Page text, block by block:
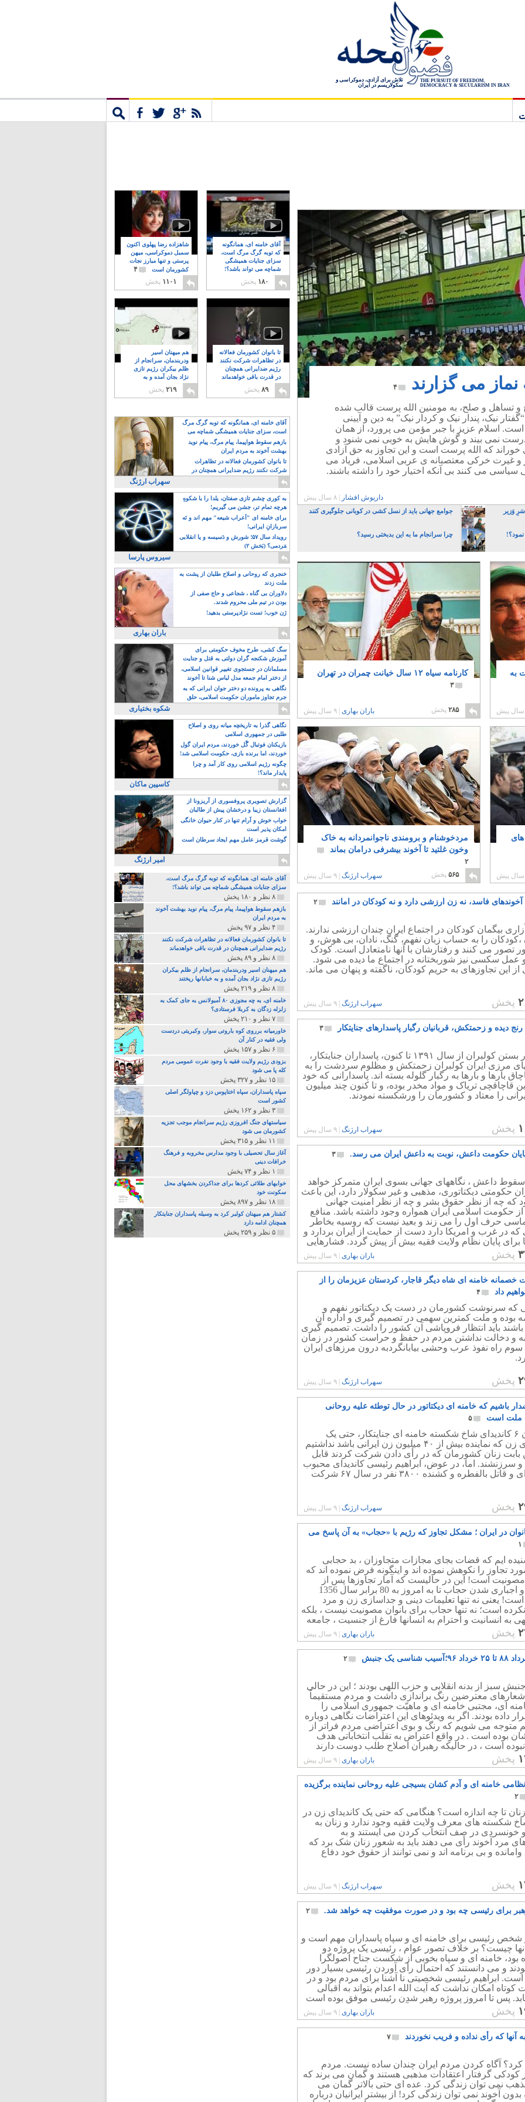
THE PURSUIT OF FREEDOM,
DEMOCRACY & SECULARISM IN IRAN
تلاش برای آزادی، دموکراسی و
سکولاریسم در ایران
می گزارند ۴
و تساهل و صلح، به مومنین الله پرست قالب شده
نیک، پندار نیک و کردار نیک” به دین و آیینی
اسلام عزیز با جبر مؤمن می پرورد، از همان
نمی بیند و گوش هایش به خوبی نمی شنود و
خوراند که الله پرست است و این تجاوز به حق آزادی
و غیرت خرکی معتصبانه ی عربی اسلامی، فریاد می
سیاسی می کنند بی آنکه اختیار خود را داشته باشند.
داریوش افشار ۸ سال پیش
وَزیر
جوامع جهانی باید از نسل کشی در کوبانی جلوگیری کنند
نمود؟! چرا سرانجام ما به این بدبختی رسید؟
به
کارنامه سیاه ۱۲ سال خیانت چمران در تهران
۳
۲۸۵پخش باران بهاری ۹ سال پیش
مردخوشنام و برومندی ناجوانمردانه به خاک
وخون غلتید تا آخوند بیشرفی درامان بماند
۲
۵۶۵پخش سهراب ارژنگ ۹ سال پیش
آخوندهای فاسد، نه زن ارزشی دارد و نه کودکان در امانند ۲
بیگمان کودکان در اجتماع ایران چندان ارزشی ندارند.
،کودکان را به حساب زبان نفهم، گنگ، نادان، بی هوش، و
تصور می کنند و رفتارشان با آنها نامتعادل است. کودک
و عمل سکسی نیز شوربختانه در اجتماع ما دیده می شود.
از این تجاوزهای به حریم کودکان، ناگفته و پنهان می ماند.
پخش سهراب ارژنگ ۹ سال پیش
رنج دیده و زحمتکش، قربانیان رگبار پاسدارهای جنایتکار ۳
به رگبار بستن کولبران از سال ۱۳۹۱ تا کنون، پاسداران جنایتکار،
مرزی ایران کولبران زحمتکش و مظلوم سردشت را به
بارها و بارها به رگبار گلوله بسته اند. پاسدارانی که خود
قاچاقچی تریاک و مواد مخدر بوده، و تا کنون چند میلیون
را معتاد و کشورمان را ورشکسته نمودند.
پخش سهراب ارژنگ ۹ سال پیش
حکومت داعش، نوبت به داعش ایران می رسد. ۳
داعش ، نگاههای جهانی بسوی ایران متمرکز خواهد
حکومتی دیکتاتوری، مذهبی و غیر سکولار دارد، این باعث
که چه از نظر حقوق بشر و چه از نظر امنیت جهانی
از حکومت اسلامی ایران همواره وجود داشته باشد. منافع
حرف اول را می زند و بعید نیست که روسیه بخاطر
که در غرب و امریکا دارد دست از حمایت از ایران بردارد و
برای پایان نظام ولایت فقیه بیش از پیش گردد. فشارهایی
سال پیش بر بشار اسد وارد می شد و او هم بالاخره مجبور
مخالفان خود را به رسمیت بشناسد و در کنفرانس برلین
اسد در کنار مخالفان پای یک میز مذاکره بنشیند.
پخش باران بهاری ۹ سال پیش
خصمانه خامنه ای شاه دیگر قاجار، کردستان عزیزمان را از
داد
۴
که سرنوشت کشورمان در دست یک دیکتاتور نفهم و
بوده و ملت کمترین سهمی در تصمیم گیری و اداره آن
باشند باید انتظار فروپاشی آن کشور را داشت. تصمیم گیری
و دخالت نداشتن مردم در حفظ و حراست کشور در زمان
سوم راه نفوذ عرب وحشی بیابانگردبه درون مرزهای ایران
پخش سهراب ارژنگ ۹ سال پیش
باشیم که خامنه ای دیکتاتور در حال توطئه علیه روحانی
ملت است
۵
در میان ۶ کاندیدای شاخ شکسته خامنه ای جنایتکار، حتی یک
کاندیدای زن که نماینده بیش از ۴۰ میلیون زن ایرانی باشد نداشتیم
بابت زنان کشورمان که در رأی دادن شرکت کردند قابل
سرزنشند. اما، در عوض، ابراهیم رئیسی کاندیدای محبوب
خامنه ای و قاتل بالفطره و کشنده ۳۸۰۰ نفر در سال ۶۷ شرکت
پخش سهراب ارژنگ ۹ سال پیش
در ایران ؛ مشکل تجاوز که رژیم با «حجاب» به آن پاسخ می
۱
ایم که قضات بجای مجازات متجاوزان ، بد حجابی
تجاوز را نکوهش نموده اند و اینگونه فرض نموده اند که
است! این در حالیست که آمار تجاوزها پس از
انقلاب و اجباری شدن حجاب تا به امروز به 80 برابر سال 1356
یعنی نه تنها تعلیمات دینی و جداسازی زن و مرد
است؛ نه تنها حجاب برای بانوان مصونیت نیست ، بلکه
به انسانیت و احترام به انسانها فارغ از جنسیت ، جامعه
رسانیده است که با بحرانی اجتماعی از لحاظ امنیت
باشیم.
پخش باران بهاری ۹ سال پیش
۲
سبز از بدنه انقلابی و حزب اللهی بودند ؛ این در حالی
شعارهای معترضین رنگ براندازی داشت و مردم مستقیماً
ای، مجتبی خامنه ای و ماهیّت جمهوری اسلامی را
داده بودند. اگر به ویدئوهای این اعتراضات نگاهی دوباره
متوجه می شویم که رنگ و بوی اعتراضی مردم فراتر از
بوده است . در واقع اعتراض به تقلب انتخاباتی هدف
است ، در حالیکه رهبران اصلاح طلب دوست دارند
وانمود نمایند. حقیقت تلخ این است که رهبران جنبش سبز
مردم عقب تر بودند و توان شناخت اهداف مردم را در این
نداشتند.
پخش باران بهاری ۹ سال پیش
خامنه ای و آدم کشان بسیجی علیه روحانی نماینده برگزیده
۲
تا چه اندازه است؟ هنگامی که حتی یک کاندیدای زن در
شکسته های معرف ولایت فقیه وجود ندارد و زنان به
و خونسردی در صف انتخاب کردن می ایستند و به
مرد آخوند رأی می دهند باید به شعور زنان شک برد که
وامانده و بی برنامه اند و نمی توانند از حقوق خود دفاع
پخش سهراب ارژنگ ۹ سال پیش
برای رئیسی چه بود و در صورت موفقیت چه خواهد شد. ۲
شخص رئیسی برای خامنه ای و سپاه پاسداران مهم است و
چیست؟ بر خلاف تصور عوام ، رئیسی یک پروژه دو
بود، خامنه ای و سپاه بخوبی از شکست جناح اصولگرا
و می دانستند که احتمال رأی آوردن رئیسی بسیار دور
است. ابراهیم رئیسی شخصیتی نا آشنا برای مردم بود و در
کوتاه امکان نداشت که آیت الله اعدام بتواند به اقبالی
پس تا امروز پروژه رهبر شدن رئیسی موفق بوده است
مظلوم نمایی هم می کند که آرایش بیش از این بوده
پخش باران بهاری ۹ سال پیش
آنها که رأی نداده و فریب نخوردند ۷
کرد؟ آگاه کردن مردم ایران چندان ساده نیست. مردم
کودکی گرفتار اعتقادات مذهبی هستند و گمان می برند که
نمی توان زندگی کرد. عده ای حتی بالاتر گمان می
بدون آخوند نمی توان زندگی کرد! از بیشتر ایرانیان درباره
شاهزاده رضا پهلوی اکنون
سمبل دموکراسی، میهن
پرستی و تنها مبارز نجات
کشورمان است
۴
۱۱۰۱ پخش
آقای خامنه ای، همانگونه
که توبه گرگ مرگ است،
سزای جنایات همیشگی
شماچه می تواند باشد؟!
۸
۱۸۰ پخش
هم میهنان اسیر
ودربندمان، سرانجام از
ظلم بیکران رژیم تازی
نژاد بجان آمده و به
۲۱۹ پخش
تا بانوان کشورمان فعالانه
در تظاهرات شرکت نکنند
رژیم ضدایرانی همچنان
در قدرت باقی خواهدماند
۸
۸۹ پخش
آقای خامنه ای، همانگونه که توبه گرگ مرگ
است، سزای جنایات همیشگی شماچه می
تواند باشد؟!
بازهم سقوط هواپیما، پیام مرگ، پیام نوید
بهشت آخوند به مردم ایران
تا بانوان کشورمان فعالانه در تظاهرات
شرکت نکنند رژیم ضدایرانی همچنان در
قدرت باقی خواهدماند
سهراب ارژنگ
به کوری چشم تازی صفتان، یلدا را با شکوهِ
هرچه تمام تر، جشن می گیریم!
برای خامنه ای "اَعراب شیعه" مهم اند و نَه
سربازانِ ایرانی!
رویداد سال ۵۷؛ شورش و دَسیسه و یا انقلابی
مَردمی؟ (بَخش ۲)
سیروس پارسا
خنجری که روحانی و اصلاح طلبان از پشت به
ملت زدند
دلاوران بی گناه ، شجاعی و حاج صفی از
بودن در تیم ملی محروم شدند.
ژن خوب! تست نژادپرستی بدهید!
باران بهاری
سگ کشی، طرح مخوف حکومتی برای
آموزش شکنجه گران دولتی به قتل و جنایت
بیشتر
مسلمانان در جستجوی تغییر قوانین اسلامی،
از دختر امام جمعه مدل لباس شنا تا آخوند
مسلمان همجنسگرا!
نگاهی به پرونده دو دختر جوان ایرانی که به
جرم تجاوز ماموران حکومت اسلامی، حلق
آویز شدند!
شکوه بختیاری
نگاهی گذرا به تاریخچه میانه روی و اصلاح
طلبی در جمهوری اسلامی
بازیکنان فوتبال گًل خوردند، مردم ایران گول
خوردند، اما برنده بازی، حکومت اسلامی شد!
چگونه رژیم اسلامی روی کار آمد و چرا
پایدار ماند؟!
کاسپین ماکان
گزارش تصویری پروفسوری از آریزونا از
افغانستان زیبا و درخشان پیش از طالبان
خواب خوش و آرام تنها در کنار حیوان خانگی
امکان پذیر است
گوشت قرمز عامل مهم ایجاد سرطان است
امیر ارژنگ
آقای خامنه ای، همانگونه که توبه گرگ مرگ است،
سزای جنایات همیشگی شماچه می تواند باشد؟!
۸ نظر و ۱۸۰ پخش
بازهم سقوط هواپیما، پیام مرگ، پیام نوید بهشت آخوند
به مردم ایران
۴ نظر و ۹۷ پخش
تا بانوان کشورمان فعالانه در تظاهرات شرکت نکنند
رژیم ضدایرانی همچنان در قدرت باقی خواهدماند
۸ نظر و ۸۹ پخش
هم میهنان اسیر ودربندمان، سرانجام از ظلم بیکران
رژیم تازی نژاد بجان آمده و به خبابانها ریختند
۸ نظر و ۲۱۹ پخش
خامنه ای، به چه مجوزی ۸۰ آمبولانس به جای کمک به
زلزله زدگان به کربلا فرستادی؟
۷ نظر و ۲۱۰ پخش
خاورمیانه برروی کوه باروتی سوار، وکبریتی دردست
ولی فقیه در کنار آن
۶ نظر و ۱۵۷ پخش
بزودی رژیم ولایت فقیه با وجود نفرت عمومی مردم
کله پا می شود
۱۵ نظر و ۳۲۷ پخش
سپاه پاسداران، سپاه اختاپوس دزد و چپاولگر اصلی
کشور است
۳ نظر و ۱۶۲ پخش
سیاستهای جنگ افروزی رژیم سرانجام موجب تجزیه
کشورمان می شود
۱۱ نظر و ۳۱۵ پخش
آغاز سال تحصیلی با وجود مدارس مخروبه و فرهنگ
خرافات دینی
۱ نظر و ۷۴ پخش
خوابهای طلائی کردها برای جداکردن بخشهای محل
سکونت خود
۱۸ نظر و ۸۹۷ پخش
کشتار هم میهنان کولبر کرد به وسیله پاسداران جنایتکار
همچنان ادامه دارد
۵ نظر و ۲۵۹ پخش